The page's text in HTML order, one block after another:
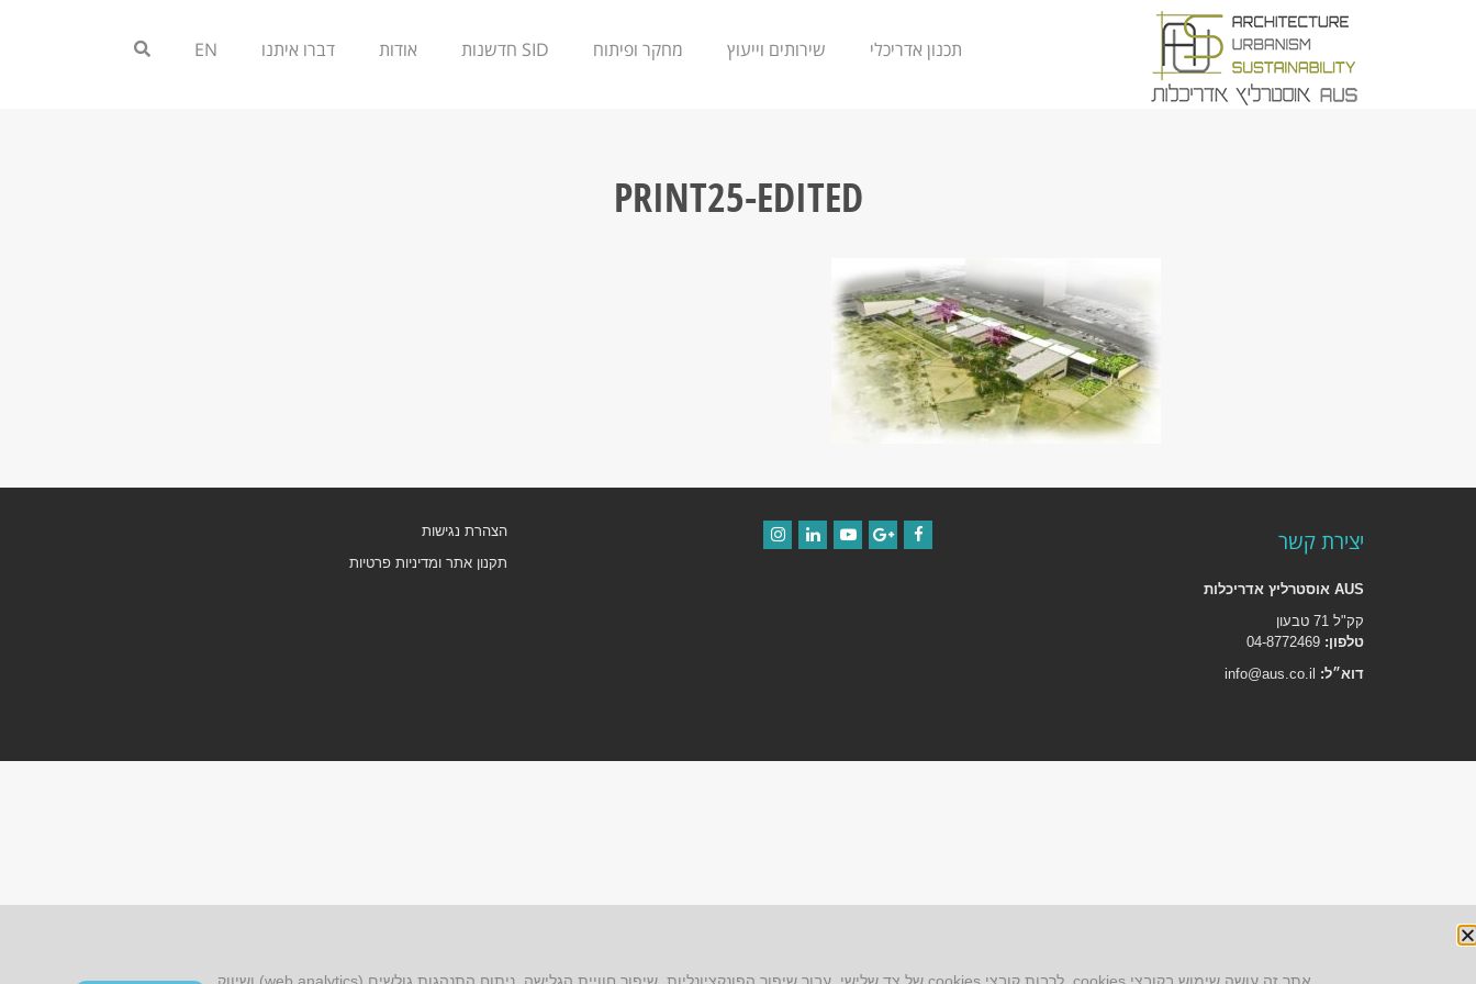
תכנון אדריכלי שירותים וייעוץ מחקר ופיתוח SID חדשנות אודות דברו איתנו EN
PRINT25-EDITED
יצירת קשר
AUS אוסטרליץ אדריכלות
קק"ל 71 טבעון
טלפון:
דוא״ל: info@aus.co.il
הצהרת נגישות
תקנון אתר ומדיניות פרטיות
אתר זה עושה שימוש בקובצי cookies, לרבות קובצי cookies של צד שלישי, עבור שיפור הפונקציונליות, שיפור חוויית הגלישה, ניתוח התנהגות גולשים (web analytics) ושיווק